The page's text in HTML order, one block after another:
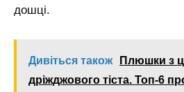
дошці.
Дивіться також
Плюшки з
дріжджового тіста. Топ-6